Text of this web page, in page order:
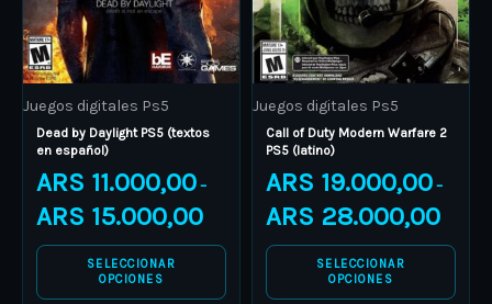
Juegos digitales Ps5
Dead by Daylight PS5 (textos
en español)
ARS 11.000,00 –
ARS 15.000,00
SELECCIONAR
OPCIONES
options
may
be
chosen
on
the
product
Juegos digitales Ps5
Call of Duty Modern Warfare 2
PS5 (latino)
ARS 19.000,00 –
ARS 28.000,00
SELECCIONAR
OPCIONES
options
may
be
chosen
on
the
product